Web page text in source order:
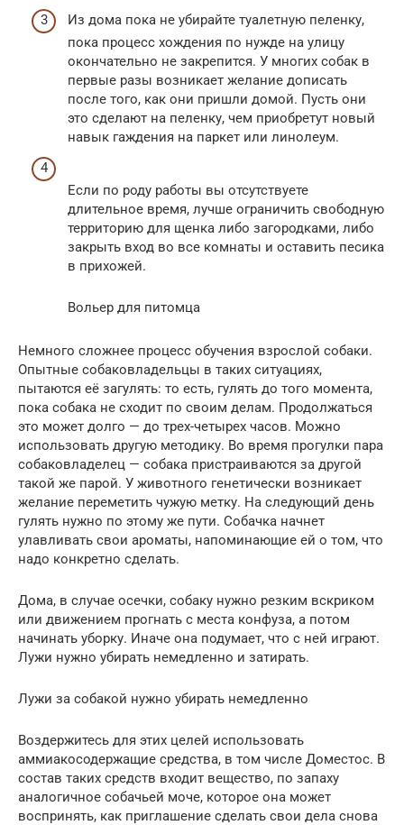
Из дома пока не убирайте туалетную пеленку,
пока процесс хождения по нужде на улицу
окончательно не закрепится. У многих собак в
первые разы возникает желание дописать
после того, как они пришли домой. Пусть они
это сделают на пеленку, чем приобретут новый
навык гаждения на паркет или линолеум.
Если по роду работы вы отсутствуете
длительное время, лучше ограничить свободную
территорию для щенка либо загородками, либо
закрыть вход во все комнаты и оставить песика
в прихожей.
Вольер для питомца
Немного сложнее процесс обучения взрослой собаки.
Опытные собаковладельцы в таких ситуациях,
пытаются её загулять: то есть, гулять до того момента,
пока собака не сходит по своим делам. Продолжаться
это может долго — до трех-четырех часов. Можно
использовать другую методику. Во время прогулки пара
собаковладелец — собака пристраиваются за другой
такой же парой. У животного генетически возникает
желание переметить чужую метку. На следующий день
гулять нужно по этому же пути. Собачка начнет
улавливать свои ароматы, напоминающие ей о том, что
надо конкретно сделать.
Дома, в случае осечки, собаку нужно резким вскриком
или движением прогнать с места конфуза, а потом
начинать уборку. Иначе она подумает, что с ней играют.
Лужи нужно убирать немедленно и затирать.
Лужи за собакой нужно убирать немедленно
Воздержитесь для этих целей использовать
аммиакосодержащие средства, в том числе Доместос. В
состав таких средств входит вещество, по запаху
аналогичное собачьей моче, которое она может
воспринять, как приглашение сделать свои дела снова